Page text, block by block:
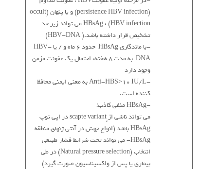
(persistence HBV infection) و یا پنهان (occult
HBV infection) ، HBsAg می تواند زیر حد
تشخیص قرار داشته باشد.( HBV-DNA)
-با ماندگاری HBsAg حدود 6 ماه و / یا HBV-
DNA به مدت 8 هفته، احتمال یک عفونت مزمن
وجود دارد
-Anti-HBS>10 IU/L به معنی ایمنی محافظ
کننده است.
-HBsAg منفی کاذب!
می تواند ناشی از ٍscapte variant در اپی توپ
HBsAg باشد (انواع جهش در آنتی ژنهای منطقه
HBsAg- می تواند تحت شرایط فشار طبیعی
انتخاب (Natural pressure selection) در طی
بیماری یا پس از واکسیناسیون صورت گیرد)